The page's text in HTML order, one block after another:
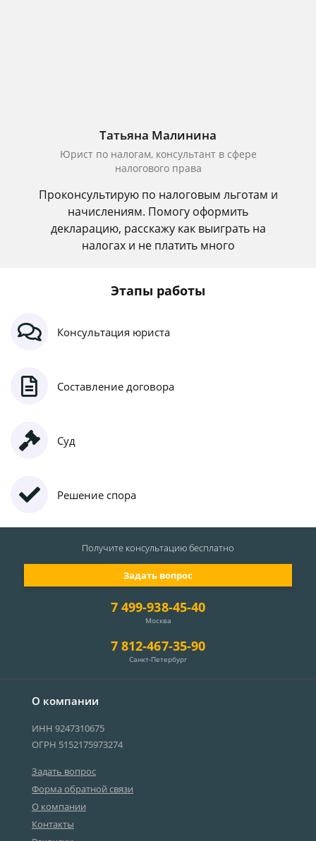
Татьяна Малинина
Юрист по налогам, консультант в сфере
налогового права
Проконсультирую по налоговым льготам и
начислениям. Помогу оформить
декларацию, расскажу как выиграть на
налогах и не платить много
Этапы работы
Консультация юриста
Составление договора
Суд
Решение спора
О компании
ИНН 9247310675
ОГРН 5152175973274
Задать вопрос
Форма обратной связи
О компании
Контакты
7 499-938-45-40
Москва
7 812-467-35-90
Санкт-Петербург
Задать вопрос
Получите консультациюбесплатно